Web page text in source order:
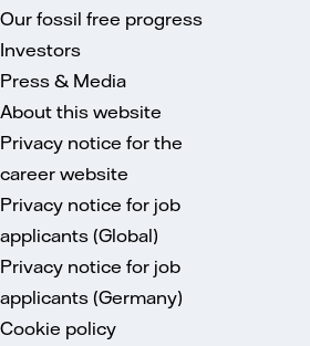
Our fossil free progress
Investors
Press & Media
About this website
Privacy notice for the
career website
Privacy notice for job
applicants (Global)
Privacy notice for job
applicants (Germany)
Cookie policy